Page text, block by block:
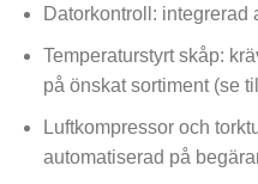
Datorkontroll: integrerad
Temperaturstyrt skåp:
på önskat sortiment (se
Luftkompressor och
automatiserad på